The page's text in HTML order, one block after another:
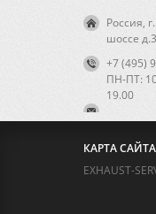
Россия,
шоссе
+7 (495)
ПН-ПТ:
19.00
КАРТА САЙТА
EXHAUST-